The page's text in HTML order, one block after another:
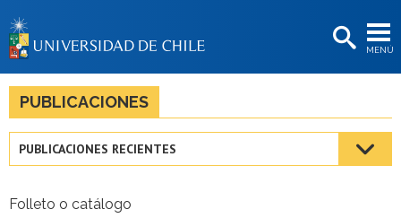
MENÚ
BIBLIOTECAS
LA UNIVERSIDAD
Estudiantes
PUBLICACIONES
PUBLICACIONES RECIENTES
Folleto o catálogo